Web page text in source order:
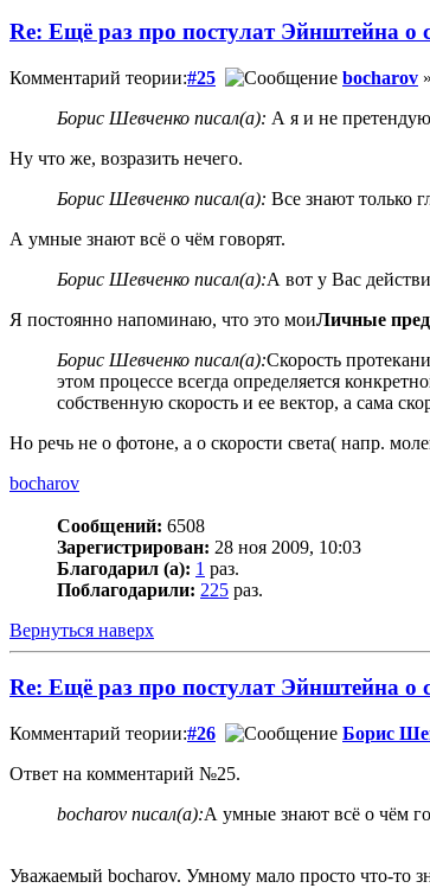
Re: Ещё раз про постулат Эйнштейна о
Комментарий теории:#25 bocharov
Борис Шевченко писал(а): А я и не
Ну что же, возразить нечего.
Борис Шевченко писал(а): Все знают только
А умные знают всё о чём говорят.
Борис Шевченко писал(а):А вот у Вас
Я постоянно напоминаю, что это моиЛичные
Борис Шевченко писал(а):Скорость
этом процессе всегда определяется
собственную скорость и ее вектор, а сама
Но речь не о фотоне, а о скорости света( напр.
bocharov
Сообщений: 6508
Зарегистрирован: 28 ноя 2009, 10:03
Благодарил (а): 1 раз.
Поблагодарили: 225 раз.
Вернуться наверх
Re: Ещё раз про постулат Эйнштейна о
Комментарий теории:#26 Борис
Ответ на комментарий №25.
bocharov писал(а):А умные знают всё о чём
Уважаемый bocharov. Умному мало просто что-то